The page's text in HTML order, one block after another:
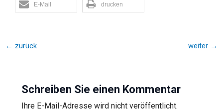
E-Mail drucken
← zurück weiter →
Schreiben Sie einen Kommentar
Ihre E-Mail-Adresse wird nicht veröffentlicht.